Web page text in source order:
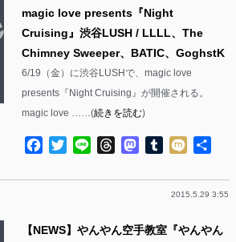
magic love presents『Night
Cruising』渋谷LUSH / LLLL、The
Chimney Sweeper、BATIC、GoghstK
6/19（金）に渋谷LUSHで、magic love
presents『Night Cruising』が開催される。
magic love ……(続きを読む)
Facebook
TwitterLine ThreadsMastodon
Tumblr
Mixi
2015.5.29 3:55
【NEWS】やんやん空手教室『やんやん